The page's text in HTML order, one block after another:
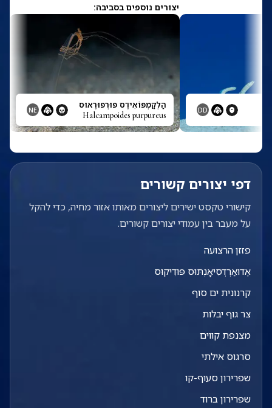
יצורים נוספים בסביבה:
DD הַלְקַמְפּוֹאִידֶס פּוּרְפּוּרֶאוּס
Halcampoides purpureus
NE
דפי יצורים קשורים
קישורי טקסט ישירים ליצורים מאותו אזור מחיה, כדי להקל
על מעבר בין עמודי יצורים קשורים.
פזזן הרצועה
אֶדוּאַרְדְסִיאָנְתּוּס פּוּדִיקוּס
קרנונית ים סוף
צר גוף יבלות
מצנפת קווים
סרגוס אילתי
שפרירון סעוף-קו
שפרירון ברוד